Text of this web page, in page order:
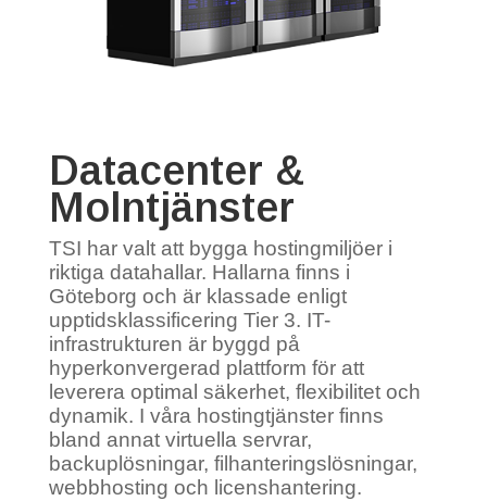
Datacenter &
Molntjänster
TSI har valt att bygga hostingmiljöer i
riktiga datahallar. Hallarna finns i
Göteborg och är klassade enligt
upptidsklassificering Tier 3. IT-
infrastrukturen är byggd på
hyperkonvergerad plattform för att
leverera optimal säkerhet, flexibilitet och
dynamik. I våra hostingtjänster finns
bland annat virtuella servrar,
backuplösningar, filhanteringslösningar,
webbhosting och licenshantering.